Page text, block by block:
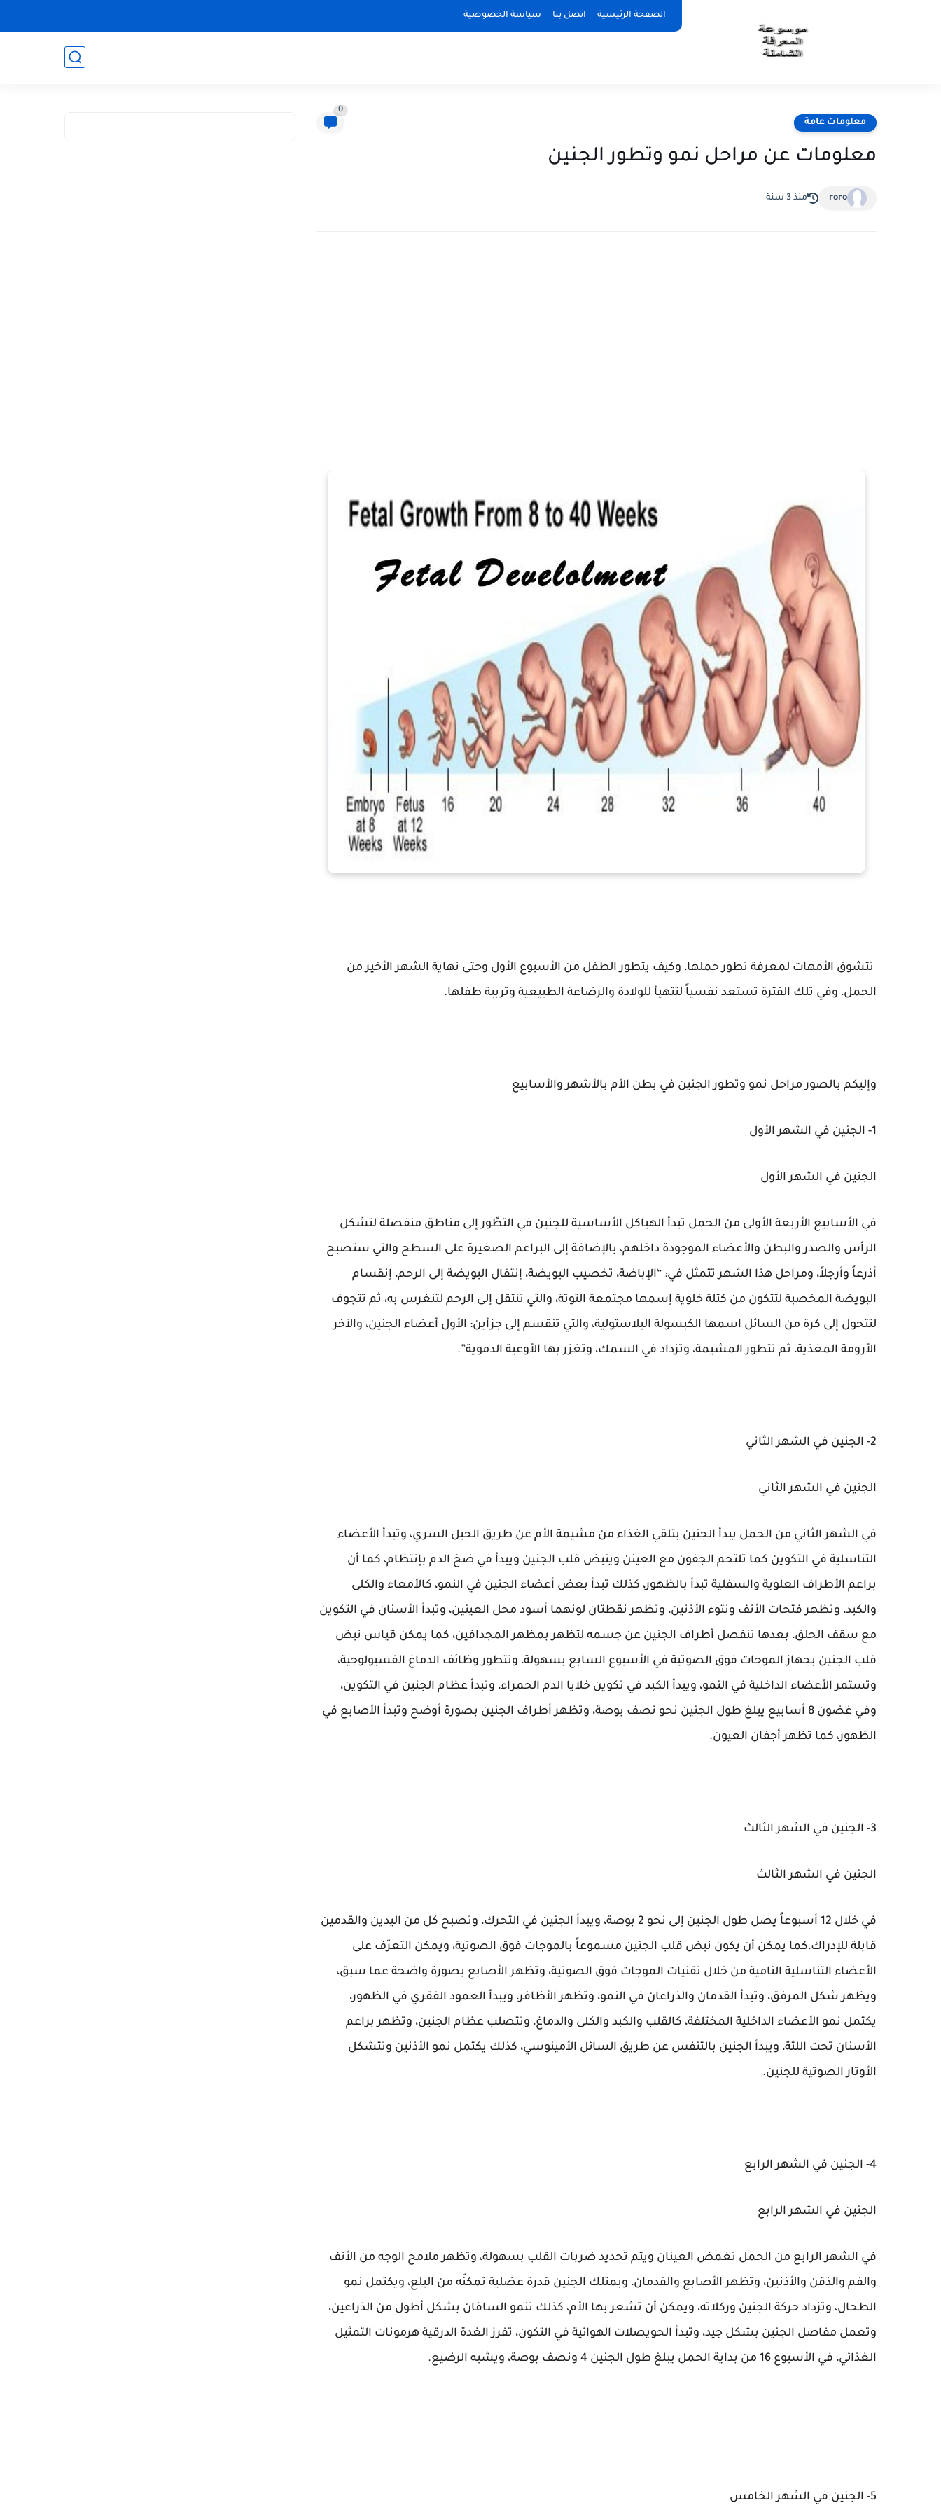
الصفحة الرئيسية اتصل بنا سياسة الخصوصية
معلومات عامة
0
معلومات عن مراحل نمو وتطور الجنين
roro منذ 3 سنة
تتشوق الأمهات لمعرفة تطور حملها، وكيف يتطور الطفل من الأسبوع الأول وحتى نهاية الشهر الأخير من
الحمل، وفي تلك الفترة تستعد نفسياً لتتهيأ للولادة والرضاعة الطبيعية وتربية طفلها.
وإليكم بالصور مراحل نمو وتطور الجنين في بطن الأم بالأشهر والأسابيع
1- الجنين في الشهر الأول
الجنين في الشهر الأول
في الأسابيع الأربعة الأولى من الحمل تبدأ الهياكل الأساسية للجنين في التطّور إلى مناطق منفصلة لتشكل
الرأس والصدر والبطن والأعضاء الموجودة داخلهم، بالإضافة إلى البراعم الصغيرة على السطح والتي ستصبح
أذرعاً وأرجلاً، ومراحل هذا الشهر تتمثل في: “الإباضة، تخصيب البويضة، إنتقال البويضة إلى الرحم، إنقسام
البويضة المخصبة لتتكون من كتلة خلوية إسمها مجتمعة التوتة، والتي تنتقل إلى الرحم لتنغرس به، ثم تتجوف
لتتحول إلى كرة من السائل اسمها الكبسولة البلاستولية، والتي تنقسم إلى جزأين: الأول أعضاء الجنين، والآخر
الأرومة المغذية، ثم تتطور المشيمة، وتزداد في السمك، وتغزر بها الأوعية الدموية”.
2- الجنين في الشهر الثاني
الجنين في الشهر الثاني
في الشهر الثاني من الحمل يبدأ الجنين بتلقي الغذاء من مشيمة الأم عن طريق الحبل السري، وتبدأ الأعضاء
التناسلية في التكوين كما تلتحم الجفون مع العينن وينبض قلب الجنين ويبدأ في ضخ الدم بإنتظام، كما أن
براعم الأطراف العلوية والسفلية تبدأ بالظهور، كذلك تبدأ بعض أعضاء الجنين في النمو، كالأمعاء والكلى
والكبد، وتظهر فتحات الأنف ونتوء الأذنين، وتظهر نقطتان لونهما أسود محل العينين، وتبدأ الأسنان في التكوين
مع سقف الحلق، بعدها تنفصل أطراف الجنين عن جسمه لتظهر بمظهر المجدافين، كما يمكن قياس نبض
قلب الجنين بجهاز الموجات فوق الصوتية في الأسبوع السابع بسهولة، وتتطور وظائف الدماغ الفسيولوجية،
وتستمر الأعضاء الداخلية في النمو، ويبدأ الكبد في تكوين خلايا الدم الحمراء، وتبدأ عظام الجنين في التكوين،
وفي غضون 8 أسابيع يبلغ طول الجنين نحو نصف بوصة، وتظهر أطراف الجنين بصورة أوضح وتبدأ الأصابع في
الظهور، كما تظهر أجفان العيون.
3- الجنين في الشهر الثالث
الجنين في الشهر الثالث
في خلال 12 أسبوعاً يصل طول الجنين إلى نحو 2 بوصة، ويبدأ الجنين في التحرك، وتصبح كل من اليدين والقدمين
قابلة للإدراك،كما يمكن أن يكون نبض قلب الجنين مسموعاً بالموجات فوق الصوتية، ويمكن التعرّف على
الأعضاء التناسلية النامية من خلال تقنيات الموجات فوق الصوتية، وتظهر الأصابع بصورة واضحة عما سبق،
ويظهر شكل المرفق، وتبدأ القدمان والذراعان في النمو، وتظهر الأظافر، ويبدأ العمود الفقري في الظهور،
يكتمل نمو الأعضاء الداخلية المختلفة، كالقلب والكبد والكلى والدماغ، وتتصلب عظام الجنين، وتظهر براعم
الأسنان تحت اللثة، ويبدأ الجنين بالتنفس عن طريق السائل الأمينوسي، كذلك يكتمل نمو الأذنين وتتشكل
الأوتار الصوتية للجنين.
4- الجنين في الشهر الرابع
الجنين في الشهر الرابع
في الشهر الرابع من الحمل تغمض العينان ويتم تحديد ضربات القلب بسهولة، وتظهر ملامح الوجه من الأنف
والفم والذقن والأذنين، وتظهر الأصابع والقدمان، ويمتلك الجنين قدرة عضلية تمكنّه من البلع، ويكتمل نمو
الطحال، وتزداد حركة الجنين وركلاته، ويمكن أن تشعر بها الأم، كذلك تنمو الساقان بشكل أطول من الذراعين،
وتعمل مفاصل الجنين بشكل جيد، وتبدأ الحويصلات الهوائية في التكون، تفرز الغدة الدرقية هرمونات التمثيل
الغذائي، في الأسبوع 16 من بداية الحمل يبلغ طول الجنين 4 ونصف بوصة، ويشبه الرضيع.
5- الجنين في الشهر الخامس